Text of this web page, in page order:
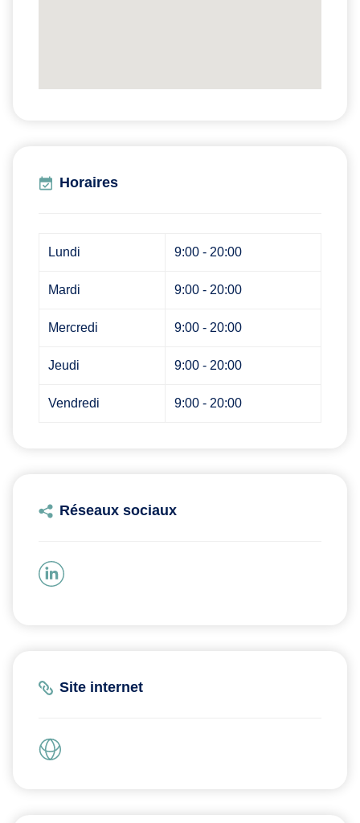
Horaires
Lundi 9:00 - 20:00
Mardi 9:00 - 20:00
Mercredi 9:00 - 20:00
Jeudi 9:00 - 20:00
Vendredi 9:00 - 20:00
Réseaux sociaux
Site internet